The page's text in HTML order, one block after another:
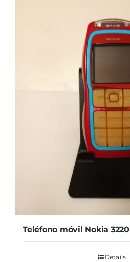
Teléfono móvil Nokia 3220
Details